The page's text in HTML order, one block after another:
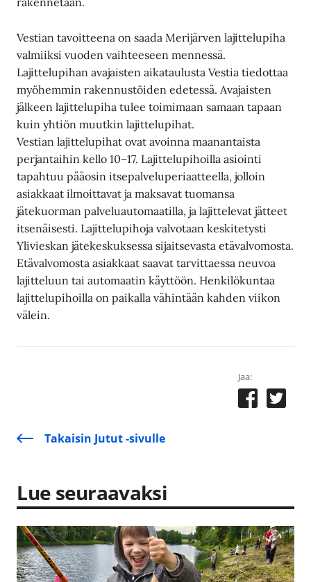
Vestian tavoitteena on saada Merijärven lajittelupiha
valmiiksi vuoden vaihteeseen mennessä.
Lajittelupihan avajaisten aikataulusta Vestia tiedottaa
myöhemmin rakennustöiden edetessä. Avajaisten
jälkeen lajittelupiha tulee toimimaan samaan tapaan
kuin yhtiön muutkin lajittelupihat.
Vestian lajittelupihat ovat avoinna maanantaista
perjantaihin kello 10–17. Lajittelupihoilla asiointi
tapahtuu pääosin itsepalveluperiaatteella, jolloin
asiakkaat ilmoittavat ja maksavat tuomansa
jätekuorman palveluautomaatilla, ja lajittelevat jätteet
itsenäisesti. Lajittelupihoja valvotaan keskitetysti
Ylivieskan jätekeskuksessa sijaitsevasta etävalvomosta.
Etävalvomosta asiakkaat saavat tarvittaessa neuvoa
lajitteluun tai automaatin käyttöön. Henkilökuntaa
lajittelupihoilla on paikalla vähintään kahden viikon
välein.
Jaa:
Takaisin Jutut -sivulle
Lue seuraavaksi